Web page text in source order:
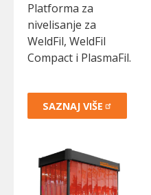
Platforma za
nivelisanje za
WeldFil, WeldFil
Compact i PlasmaFil.
SAZNAJ VIŠE